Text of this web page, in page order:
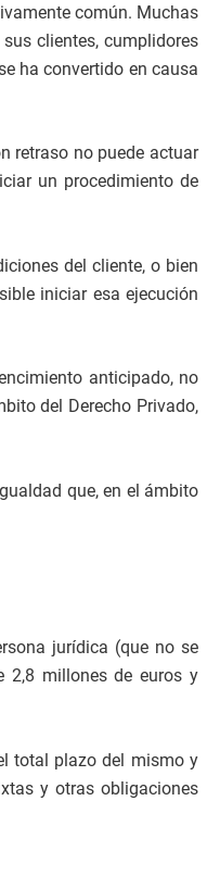
común. Muchas
clientes, cumplidores
ha convertido en causa
retraso no puede actuar
un procedimiento de
del cliente, o bien
iniciar esa ejecución
anticipado, no
del Derecho Privado,
que, en el ámbito
jurídica (que no se
2,8 millones de euros y
total plazo del mismo y
y otras obligaciones